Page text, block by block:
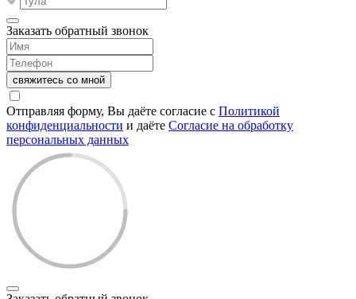
Заказать обратный звонок
свяжитесь со мной
Отправляя форму, Вы даёте согласие с Политикой
конфиденциальности и даёте Согласие на обработку
персональных данных